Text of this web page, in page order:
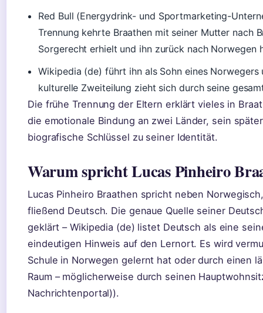
Red Bull (Energydrink- und Sportmarketing-
Trennung kehrte Braathen mit seiner Mutter nach
Sorgerecht erhielt und ihn zurück nach Norwegen
Wikipedia (de) führt ihn als Sohn eines
kulturelle Zweiteilung zieht sich durch seine
Die frühe Trennung der Eltern erklärt vieles in
die emotionale Bindung an zwei Länder, sein
biografische Schlüssel zu seiner Identität.
Warum spricht Lucas Pinheiro
Lucas Pinheiro Braathen spricht neben
fließend Deutsch. Die genaue Quelle seiner
geklärt – Wikipedia (de) listet Deutsch als eine
eindeutigen Hinweis auf den Lernort. Es wird
Schule in Norwegen gelernt hat oder durch einen
Raum – möglicherweise durch seinen
Nachrichtenportal)).